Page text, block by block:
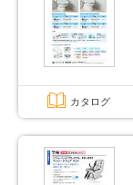
カタログ